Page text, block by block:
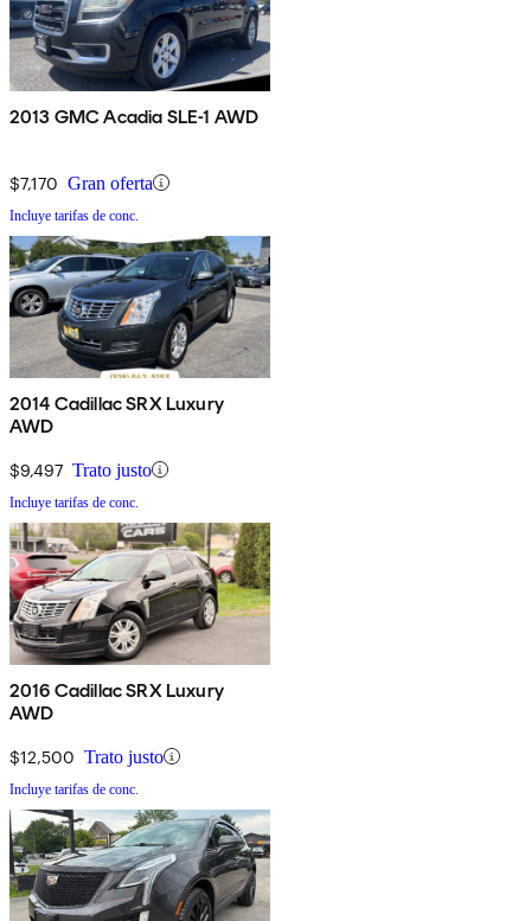
2013 GMC Acadia SLE-1 AWD
$7,170 Gran oferta
Incluye tarifas de conc.
2014 Cadillac SRX Luxury
AWD
$9,497 Trato justo
Incluye tarifas de conc.
2016 Cadillac SRX Luxury
AWD
$12,500 Trato justo
Incluye tarifas de conc.